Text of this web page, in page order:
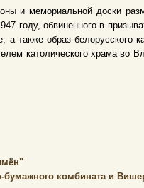
и мемориальной доски
году, обвиненного в
также образ белорусского
католического храма во
комбината и